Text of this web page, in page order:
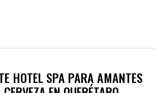
HOTEL SPA PARA AMANTES